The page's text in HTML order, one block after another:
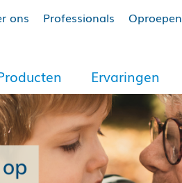
ons Professionals Oproepen
Ervaringen